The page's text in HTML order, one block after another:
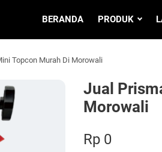
BERANDA PRODUK
Topcon Murah Di Morowali
Jual
Morowali
Rp 0